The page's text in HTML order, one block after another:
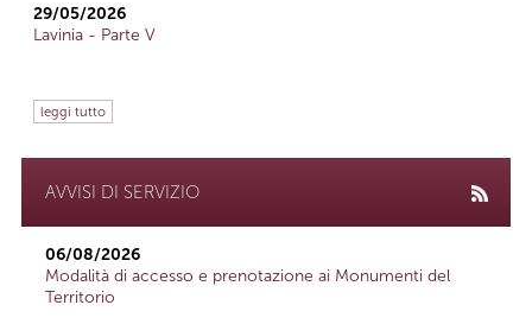
29/05/2026
Lavinia - Parte V
leggi tutto
AVVISI DI SERVIZIO
06/08/2026
Modalità di accesso e prenotazione ai Monumenti del
Territorio